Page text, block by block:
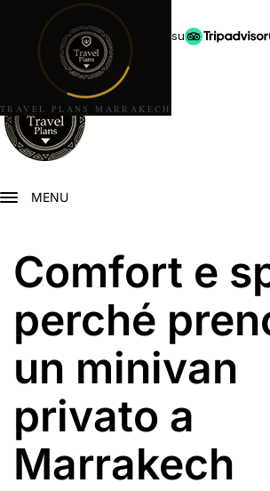
TRAVEL PLANS MARRAKECH
★★★★★ 5,0 stelle su
MENU
Comfort e
perché
un minivan
privato a
Marrakech